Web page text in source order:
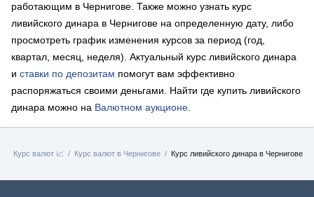
работающим в Чернигове. Также можно узнать курс
ливийского динара в Чернигове на определенную дату, либо
просмотреть график изменения курсов за период (год,
квартал, месяц, неделя). Актуальный курс ливийского динара
и ставки по депозитам помогут вам эффективно
распоряжаться своими деньгами. Найти где купить ливийского
динара можно на Валютном аукционе
Курс валют 📈 Курс валют в Чернигове Курс ливийского динара в Чернигове